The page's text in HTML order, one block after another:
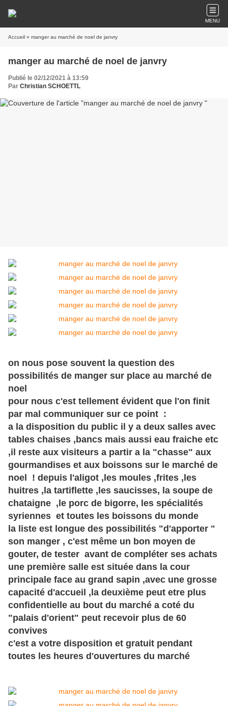
MENU
Accueil » manger au marché de noel de janvry
manger au marché de noel de janvry
Publié le 02/12/2021 à 13:59
Par Christian SCHOETTL
on nous pose souvent la question des
possibilités de manger sur place au marché de
noel
pour nous c'est tellement évident que l'on finit
par mal communiquer sur ce point :
a la disposition du public il y a deux salles avec
tables chaises ,bancs mais aussi eau fraiche etc
,il reste aux visiteurs a partir a la "chasse" aux
gourmandises et aux boissons sur le marché de
noel ! depuis l'aligot ,les moules ,frites ,les
huitres ,la tartiflette ,les saucisses, la soupe de
chataigne ,le porc de bigorre, les spécialités
syriennes et toutes les boissons du monde
la liste est longue des possibilités "d'apporter "
son manger , c'est même un bon moyen de
gouter, de tester avant de compléter ses achats
une première salle est située dans la cour
principale face au grand sapin ,avec une grosse
capacité d'accueil ,la deuxième peut etre plus
confidentielle au bout du marché a coté du
"palais d'orient" peut recevoir plus de 60
convives
c'est a votre disposition et gratuit pendant
toutes les heures d'ouvertures du marché